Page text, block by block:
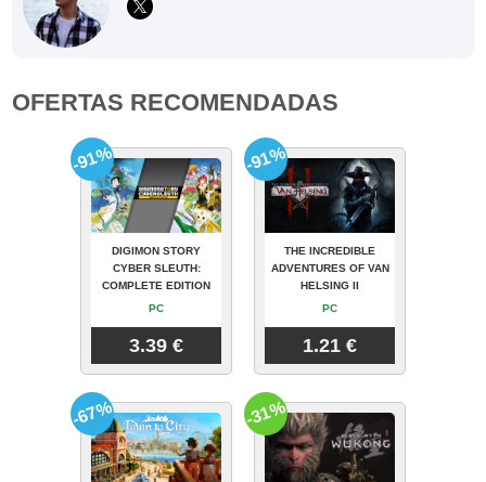
OFERTAS RECOMENDADAS
DIGIMON STORY
CYBER SLEUTH:
COMPLETE EDITION
PC
3.39 €
-91%
THE INCREDIBLE
ADVENTURES OF VAN
HELSING II
PC
1.21 €
-91%
-67% -31%